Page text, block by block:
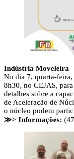
Indústria Moveleira
No dia 7, quarta-
8h30, no CEJAS,
detalhes sobre a
de Aceleração de
o núcleo podem
≫> Informações: